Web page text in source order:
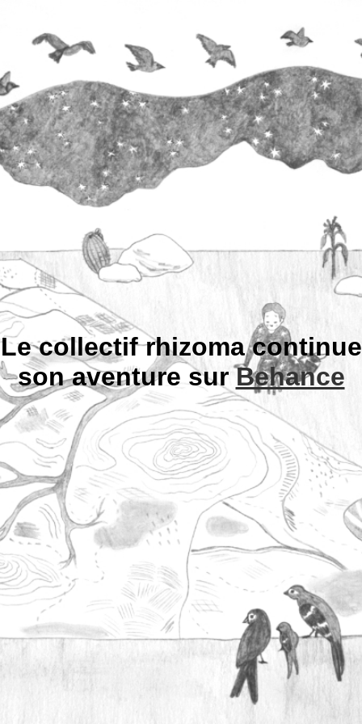
Le collectif rhizoma continue
son aventure sur Behance